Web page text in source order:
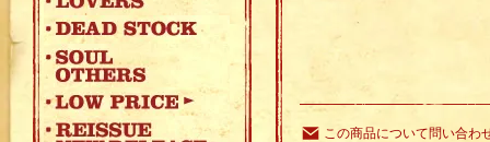
この商品について問い合わ